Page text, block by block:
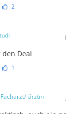
2
den Deal
1
Facharzt/-ärztin